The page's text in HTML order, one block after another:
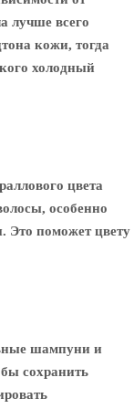
лучше всего
кожи, тогда
холодный
цвета
особенно
Это поможет цвету
шампуни и
сохранить